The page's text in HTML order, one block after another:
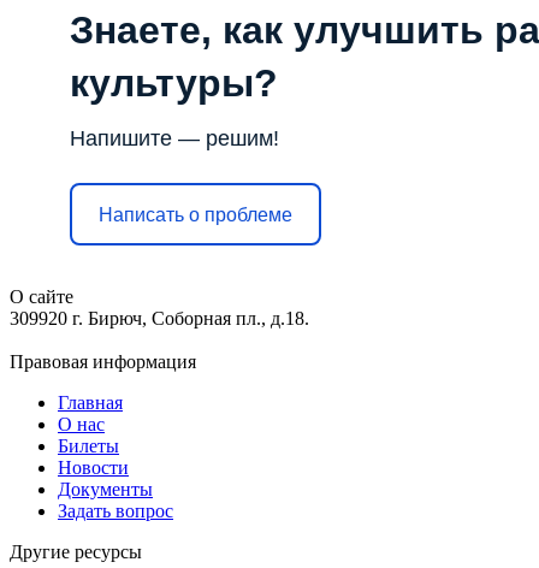
Знаете, как улучшить
культуры?
Напишите — решим!
Написать о проблеме
О сайте
309920 г. Бирюч, Соборная пл., д.18.
Правовая информация
Главная
О нас
Билеты
Новости
Документы
Задать вопрос
Другие ресурсы